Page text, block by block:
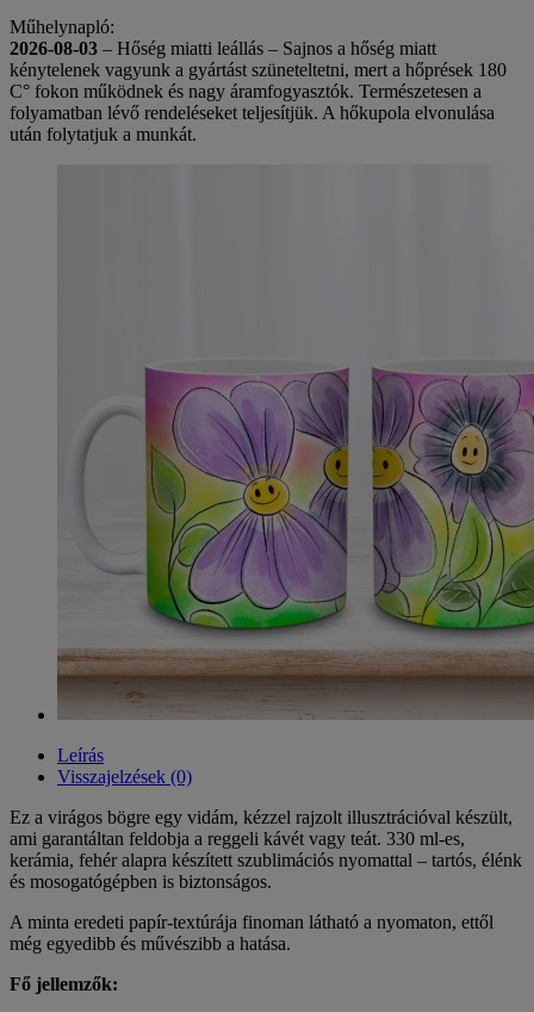
Műhelynapló:
2026-08-03 – Hőség miatti leállás – Sajnos a hőség miatt
kénytelenek vagyunk a gyártást szüneteltetni, mert a hőprések 180
C° fokon működnek és nagy áramfogyasztók. Természetesen a
folyamatban lévő rendeléseket teljesítjük. A hőkupola elvonulása
után folytatjuk a munkát.
Leírás
Visszajelzések (0)
Ez a virágos bögre egy vidám, kézzel rajzolt illusztrációval készült,
ami garantáltan feldobja a reggeli kávét vagy teát. 330 ml-es,
kerámia, fehér alapra készített szublimációs nyomattal – tartós, élénk
és mosogatógépben is biztonságos.
A minta eredeti papír-textúrája finoman látható a nyomaton, ettől
még egyedibb és művészibb a hatása.
Fő jellemzők: